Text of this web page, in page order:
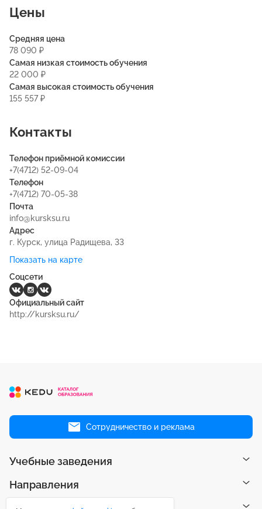
Цены
Средняя цена
78 090 ₽
Самая низкая стоимость обучения
22 000 ₽
Самая высокая стоимость обучения
155 557 ₽
Контакты
Телефон приёмной комиссии
+7(4712) 52-09-04
Телефон
+7(4712) 70-05-38
Почта
info@kursksu.ru
Адрес
г. Курск, улица Радищева, 33
Показать на карте
Соцсети
Официальный сайт
http://kursksu.ru/
Сотрудничество и реклама
Учебные заведения
Направления